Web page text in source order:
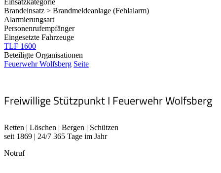
Einsatzkategorie
Brandeinsatz > Brandmeldeanlage (Fehlalarm)
Alarmierungsart
Personenrufempfänger
Eingesetzte Fahrzeuge
TLF 1600
Beteiligte Organisationen
Feuerwehr Wolfsberg Seite
Freiwillige Stützpunkt I Feuerwehr Wolfsberg
Retten | Löschen | Bergen | Schützen
seit 1869 | 24/7 365 Tage im Jahr
Notruf